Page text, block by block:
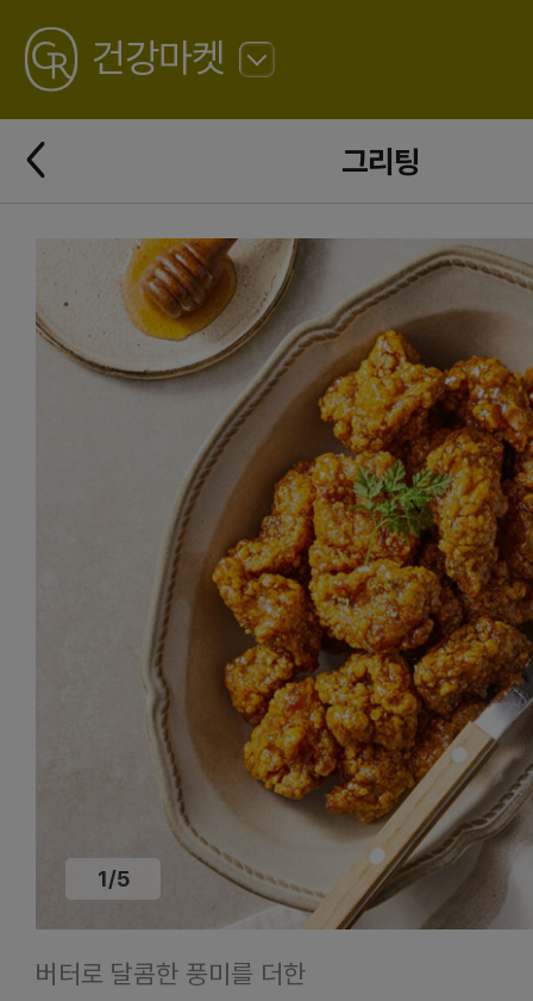
GREATING
건강마켓
로
그리팅
뒤
로
가
1/5
버터로 달콤한 풍미를 더한